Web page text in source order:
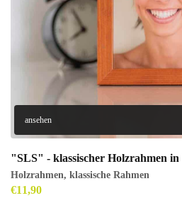
ansehen
"SLS" - klassischer Holzrahmen in
Holzrahmen, klassische Rahmen
€11,90